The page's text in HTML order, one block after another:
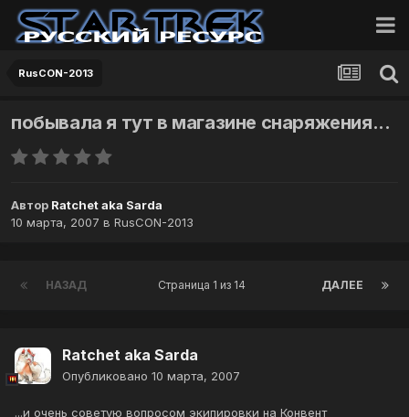
RusCON-2013
побывала я тут в магазине снаряжения...
Автор Ratchet aka Sarda
10 марта, 2007 в RusCON-2013
НАЗАД ДАЛЕЕ
Страница 1 из 14
Ratchet aka Sarda
Опубликовано 10 марта, 2007
...и очень советую вопросом экипировки на Конвент